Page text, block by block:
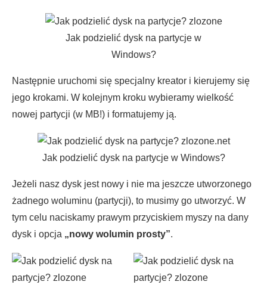
Jak podzielić dysk na partycje w
Windows?
Następnie uruchomi się specjalny kreator i kierujemy się
jego krokami. W kolejnym kroku wybieramy wielkość
nowej partycji (w MB!) i formatujemy ją.
Jak podzielić dysk na partycje w Windows?
Jeżeli nasz dysk jest nowy i nie ma jeszcze utworzonego
żadnego woluminu (partycji), to musimy go utworzyć. W
tym celu naciskamy prawym przyciskiem myszy na dany
dysk i opcja „nowy wolumin prosty”.